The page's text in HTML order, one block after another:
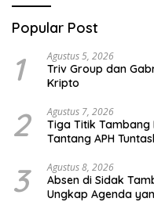
Popular Post
1 Agustus 5, 2026
Triv Group dan
Kripto
2 Agustus 7, 2026
Tiga Titik Tambang
Tantang APH
3 Agustus 8, 2026
Absen di Sidak
Ungkap Agenda